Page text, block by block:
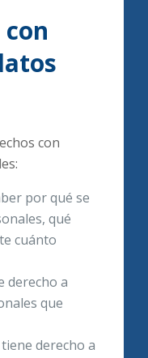
con
por qué se
qué
cuánto
derecho a
que
derecho a